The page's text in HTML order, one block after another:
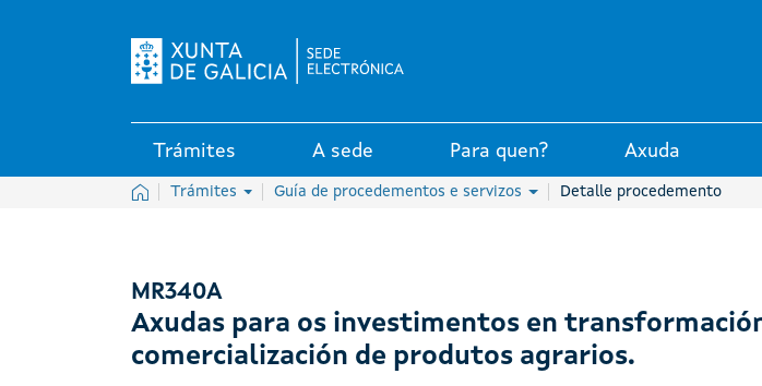
Trámites A sede Para quen? Axuda
InicioTrámites Guía de procedementos e servizos Detalle procedemento
MR340A
Axudas para os investimentos en
comercialización de produtos agrarios.